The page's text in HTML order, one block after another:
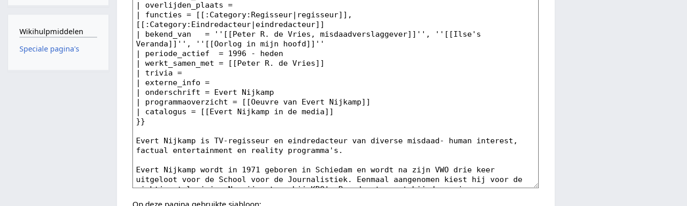
Op deze pagina gebruikte sjabloon:
Wikihulpmiddelen
Speciale pagina's